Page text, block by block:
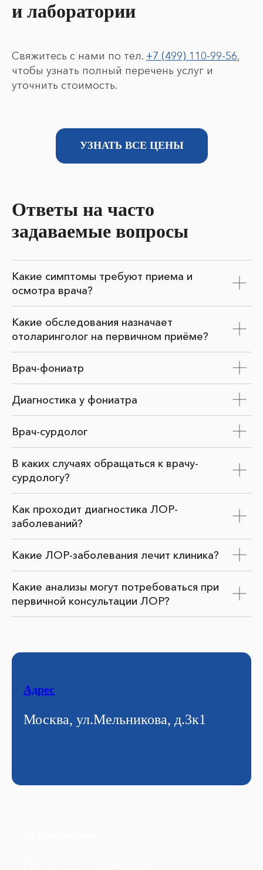
и лаборатории
Свяжитесь с нами по тел. +7 (499) 110-99-56,
чтобы узнать полный перечень услуг и
уточнить стоимость.
УЗНАТЬ ВСЕ ЦЕНЫ
Ответы на часто
задаваемые вопросы
Какие симптомы требуют приема и
осмотра врача?
Какие обследования назначает
отоларинголог на первичном приёме?
Врач-фониатр
Диагностика у фониатра
Врач-сурдолог
В каких случаях обращаться к врачу-
сурдологу?
Как проходит диагностика ЛОР-
заболеваний?
Какие ЛОР-заболевания лечит клиника?
Какие анализы могут потребоваться при
первичной консультации ЛОР?
Адрес
Москва, ул.Мельникова, д.3к1